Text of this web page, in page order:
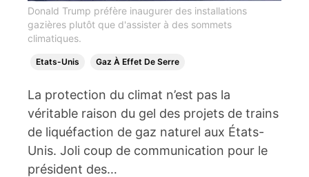
Donald Trump préfère inaugurer des installations
gazières plutôt que d'assister à des sommets
climatiques.
Etats-Unis Gaz À Effet De Serre
La protection du climat n’est pas la
véritable raison du gel des projets de trains
de liquéfaction de gaz naturel aux États-
Unis. Joli coup de communication pour le
président des…